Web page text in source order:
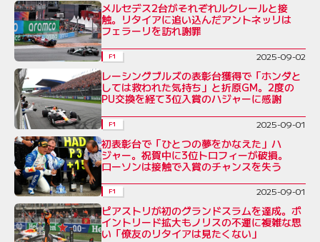
メルセデス2台がそれぞれルクレールと接
触。リタイアに追い込んだアントネッリは
フェラーリを訪れ謝罪
F1 2025-09-02
レーシングブルズの表彰台獲得で「ホンダと
しては救われた気持ち」と折原GM。2度の
PU交換を経て3位入賞のハジャーに感謝
F1 2025-09-01
初表彰台で「ひとつの夢をかなえた」ハ
ジャー。祝賀中に3位トロフィーが破損。
ローソンは接触で入賞のチャンスを失う
F1 2025-09-01
ピアストリが初のグランドスラムを達成。ポ
イントリード拡大もノリスの不運に複雑な思
い「僚友のリタイアは見たくない」